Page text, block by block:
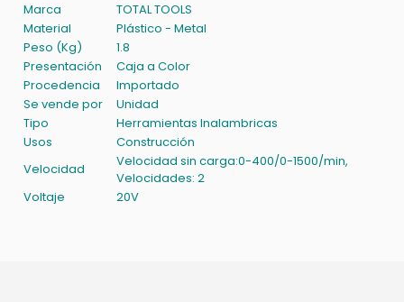
Marca
TOTAL TOOLS
Material
Plástico - Metal
Peso (Kg)
1.8
Presentación
Caja a Color
Procedencia
Importado
Se vende por
Unidad
Tipo
Herramientas Inalambricas
Usos
Construcción
Velocidad
Velocidad sin carga:0-400/0-1500/min,
Velocidades: 2
Voltaje
20V